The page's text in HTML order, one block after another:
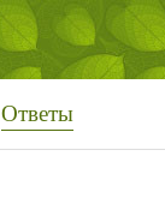
Ответы